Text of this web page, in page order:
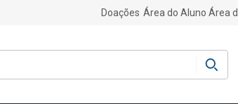
Doações Área do Aluno Área